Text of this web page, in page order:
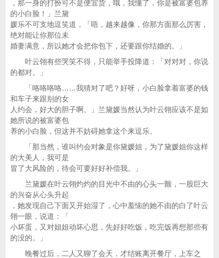
，那一身的打扮可不是便宜货，哦，我懂了，你是被富婆包养
的小白脸！」兰黛
媛乐不可支地逗笑道，「唔，越来越像，你那方面那么厉害，
绝对能让你那位未
婚妻满意，所以她才会把你包下，还要跟你结婚的。」
叶云翎有些哭笑不得，只能举手投降道：「对对对，你说
的都对。」
「咯咯咯咯……我猜对了吧？好呀，小白脸拿着富婆的钱
和车子来跟别的女
人约会，好大的胆子啊。」兰黛媛当然认为叶云翎应该不是如
她所说的被富婆包
养的小白脸，但这并不妨碍她拿这个来逗乐。
「那当然，谁叫约会对象是你黛媛姐，为了黛媛姐你这样
的大美人，我可是
冒了大风险的，待会可要好好补偿我。」
兰黛媛在叶云翎灼灼的目光中不由的心头一颤，一股巨大
的兴奋从心头升起
，她发现自己下面又开始湿了，心中羞恼的她不由的白了叶云
翎一眼，说道：「
小坏蛋，又对姐姐动坏心思，先好好吃饭，吃完饭再想那些有
的没的。」
晚餐过后，二人又聊了会天，才结账离开餐厅，上车之